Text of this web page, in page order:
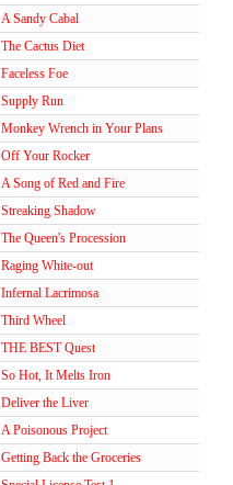
A Sandy Cabal
The Cactus Diet
Faceless Foe
Supply Run
Monkey Wrench in Your Plans
Off Your Rocker
A Song of Red and Fire
Streaking Shadow
The Queen's Procession
Raging White-out
Infernal Lacrimosa
Third Wheel
THE BEST Quest
So Hot, It Melts Iron
Deliver the Liver
A Poisonous Project
Getting Back the Groceries